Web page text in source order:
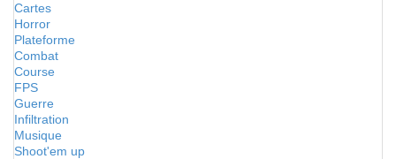
Cartes
Horror
Plateforme
Combat
Course
FPS
Guerre
Infiltration
Musique
Shoot'em up